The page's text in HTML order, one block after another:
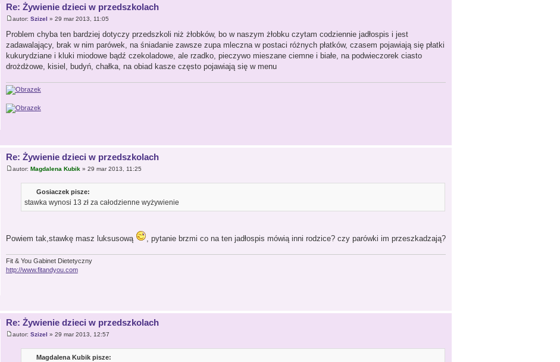
Re: Żywienie dzieci w przedszkolach
autor: Szizel » 29 mar 2013, 11:05
Problem chyba ten bardziej dotyczy przedszkoli niż żłobków, bo w naszym żłobku czytam codziennie jadłospis i jest
zadawalający, brak w nim parówek, na śniadanie zawsze zupa mleczna w postaci różnych płatków, czasem pojawiają się płatki
kukurydziane i kluki miodowe bądź czekoladowe, ale rzadko, pieczywo mieszane ciemne i białe, na podwieczorek ciasto
drożdżowe, kisiel, budyń, chałka, na obiad kasze często pojawiają się w menu
Re: Żywienie dzieci w przedszkolach
autor: Magdalena Kubik» 29 mar 2013, 11:25
Gosiaczek pisze:
stawka wynosi 13 zł za całodzienne wyżywienie
Powiem tak,stawkę masz luksusową , pytanie brzmi co na ten jadłospis mówią inni rodzice? czy parówki im przeszkadzają?
Fit & You Gabinet Dietetyczny
http://www.fitandyou.com
Re: Żywienie dzieci w przedszkolach
autor: Szizel » 29 mar 2013, 12:57
Magdalena Kubik pisze: